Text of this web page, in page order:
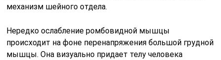
механизм шейного отдела.
Нередко ослабление ромбовидной мышцы
происходит на фоне перенапряжения большой грудной
мышцы. Она визуально придает телу человека